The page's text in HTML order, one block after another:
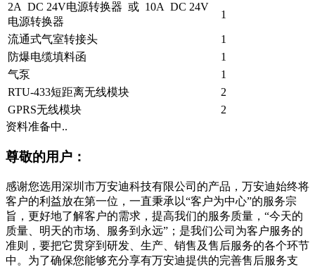
2A DC 24V电源转换器 或 10A DC 24V
电源转换器
1
流通式气室转接头
1
防爆电缆填料函
1
气泵
1
RTU-433短距离无线模块
2
GPRS无线模块
2
资料准备中..
尊敬的用户：
感谢您选用深圳市万安迪科技有限公司的产品，万安迪始终将
客户的利益放在第一位，一直秉承以“客户为中心”的服务宗
旨，更好地了解客户的需求，提高我们的服务质量，“今天的
质量、明天的市场、服务到永远”；是我们公司为客户服务的
准则，要把它贯穿到研发、生产、销售及售后服务的各个环节
中。为了确保您能够充分享有万安迪提供的完善售后服务支